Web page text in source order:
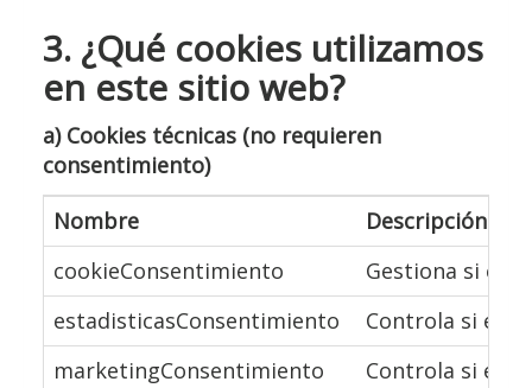
3. ¿Qué cookies utilizamos
en este sitio web?
a) Cookies técnicas (no requieren
consentimiento)
Nombre
Descripción
cookieConsentimiento
Gestiona si el
estadisticasConsentimiento
Controla si el
marketingConsentimiento
Controla si el